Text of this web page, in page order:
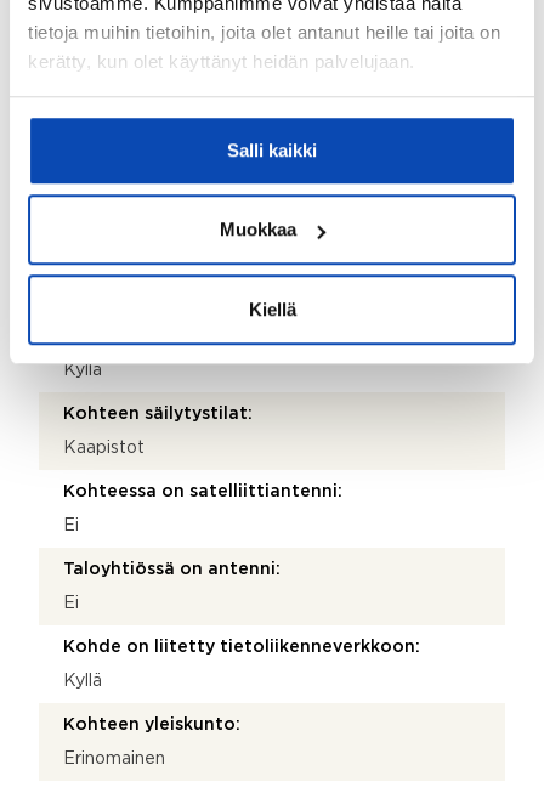
tietoja muihin tietoihin, joita olet antanut heille tai joita on
kerätty, kun olet käyttänyt heidän palvelujaan.
Salli kaikki
Muokkaa
Kiellä
Makuuhuoneiden lukumäärä:
4
Seinämateriaalit:
Kyllä
Kohteen säilytystilat:
Kaapistot
Kohteessa on satelliittiantenni:
Ei
Taloyhtiössä on antenni:
Ei
Kohde on liitetty tietoliikenneverkkoon:
Kyllä
Kohteen yleiskunto:
Erinomainen